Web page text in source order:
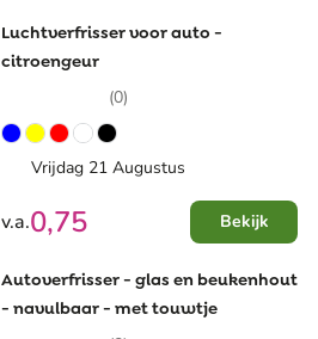
Luchtverfrisser voor auto -
citroengeur
(0)
Vrijdag 21 Augustus
v.a.0,75 Bekijk
Autoverfrisser - glas en beukenhout
- navulbaar - met touwtje